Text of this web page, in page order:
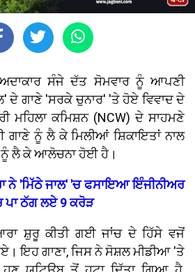
ਅਦਾਕਾਰ ਸੰਜੇ ਦੱਤ ਸੋਮਵਾਰ ਨੂੰ ਆਪਣੀ
ਦੇ ਗਾਣੇ 'ਸਰਕੇ ਚੁਨਾਰ' 'ਤੇ ਹੋਏ ਵਿਵਾਦ ਦੇ
ਮਹਿਲਾ ਕਮਿਸ਼ਨ (NCW) ਦੇ ਸਾਹਮਣੇ
ਨੂੰ ਲੈ ਕੇ ਮਿਲੀਆਂ ਸ਼ਿਕਾਇਤਾਂ ਨਾਲ
ਲੈ ਕੇ ਆਲੋਚਨਾ ਹੋਈ ਹੈ।
ਨੇ 'ਮਿੱਠੇ ਜਾਲ' 'ਚ ਫਸਾਇਆ ਇੰਜੀਨੀਅਰ
ਪਾ ਠੱਗ ਲਏ 9 ਕਰੋੜ
ਸ਼ੁਰੂ ਕੀਤੀ ਗਈ ਜਾਂਚ ਦੇ ਹਿੱਸੇ ਵਜੋਂ
ਇਹ ਗਾਣਾ, ਜਿਸ ਨੇ ਸੋਸ਼ਲ ਮੀਡੀਆ 'ਤੇ